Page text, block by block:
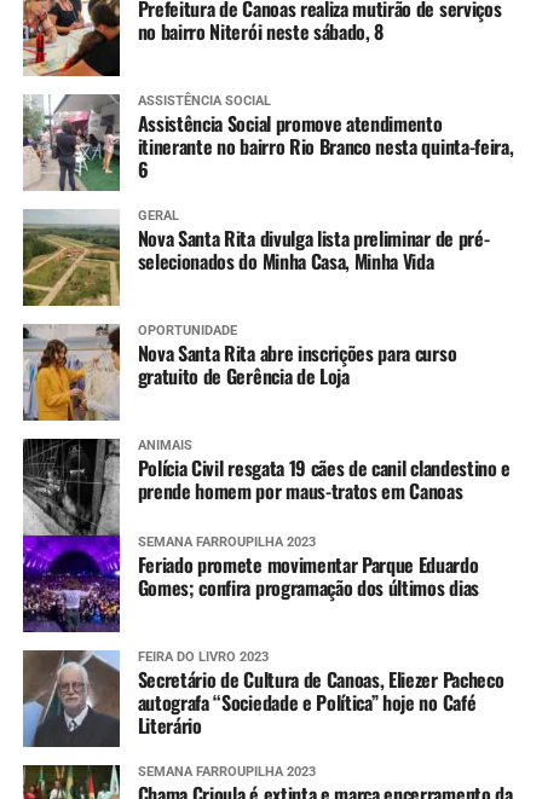
Pardo, e variando entre estabilidade e lenta
elevação em São Jerônimo.
Jacuí (Ilhas da RMPOA) – Tendência entre
estabilidade e lenta elevação, mantendo os níveis
elevados nos próximos dias.
Sinos (Campo Bom e São Leopoldo) – Tendência
de lento declínio, já retornando para cota de alerta
em Campo Bom.
Nível de rios e lagos
Mais informações
Informações sobre os pontos com bloqueios parciais e
totais nas estradas do RS e situação das barragens, além
meteorológico podem ser conferidas nos links abaixo.
Pontos de bloqueios parciais e totais nas
rodovias
Situação das barragens
Aviso e alertas da Defesa Civil estadual
Imagens do radar meteorológico da Defesa
Civil estadual
Prefeitura de Canoas realiza mutirão de serviços
no bairro Niterói neste sábado, 8
ASSISTÊNCIA SOCIAL
Assistência Social promove atendimento
itinerante no bairro Rio Branco nesta quinta-feira,
6
GERAL
Nova Santa Rita divulga lista preliminar de pré-
selecionados do Minha Casa, Minha Vida
OPORTUNIDADE
Nova Santa Rita abre inscrições para curso
gratuito de Gerência de Loja
ANIMAIS
Polícia Civil resgata 19 cães de canil clandestino e
prende homem por maus-tratos em Canoas
SEMANA FARROUPILHA 2023
Feriado promete movimentar Parque Eduardo
Gomes; confira programação dos últimos dias
FEIRA DO LIVRO 2023
Secretário de Cultura de Canoas, Eliezer Pacheco
autografa “Sociedade e Política” hoje no Café
Literário
SEMANA FARROUPILHA 2023